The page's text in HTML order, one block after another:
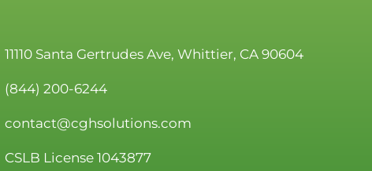
11110 Santa Gertrudes Ave, Whittier, CA 90604
(844) 200-6244
contact@cghsolutions.com
CSLB License 1043877